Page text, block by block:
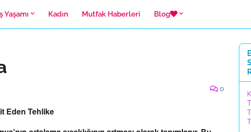
Yaşamı Kadın Mutfak Haberleri Blog
0
Eden Tehlike